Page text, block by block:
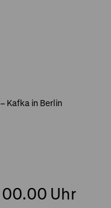
Kafka in Berlin
00.00 Uhr